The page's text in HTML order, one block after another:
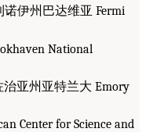
诺伊州巴达维亚 Fermi
National
治亚州亚特兰大 Emory
Center for Science and